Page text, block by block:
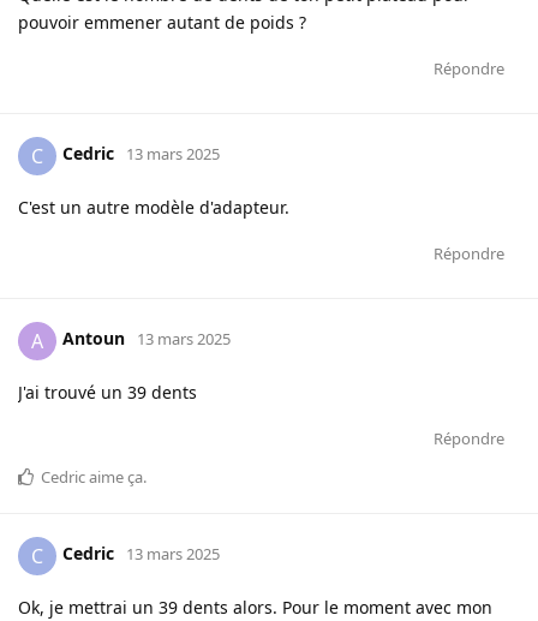
pouvoir emmener autant de poids ?
Répondre
C Cedric 13 mars 2025
C'est un autre modèle d'adapteur.
Répondre
A Antoun 13 mars 2025
J'ai trouvé un 39 dents
Répondre
Cedricaime ça.
C Cedric 13 mars 2025
Ok, je mettrai un 39 dents alors. Pour le moment avec mon